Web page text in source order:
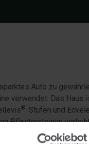
Auto zu
verwendet. Das Haus
®-Stufen und
Pflastersteinen
markanten Haus passt.